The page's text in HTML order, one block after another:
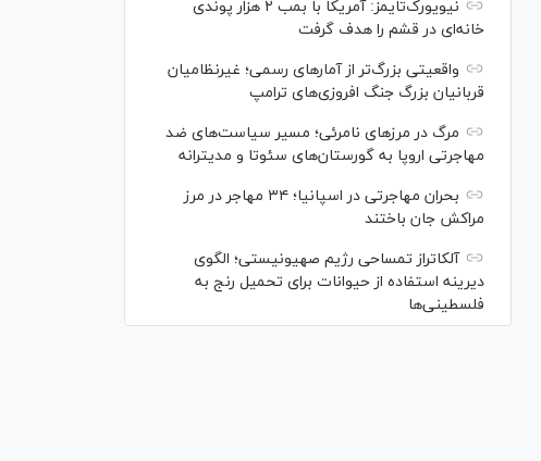
نیویورک‌تایمز: آمریکا با بمب ۲ هزار پوندی
خانه‌ای در قشم را هدف گرفت
واقعیتی بزرگ‌تر از آمار‌های رسمی؛ غیرنظامیان
قربانیان بزرگ جنگ افروزی‌های ترامپ
مرگ در مرز‌های نامرئی؛ مسیر سیاست‌های ضد
مهاجرتی اروپا به گورستان‌های سئوتا و مدیترانه
بحران مهاجرتی در اسپانیا؛ ۳۴ مهاجر در مرز
مراکش جان باختند
آلکاتراز تمساحی رژیم صهیونیستی؛ الگوی
دیرینه استفاده از حیوانات برای تحمیل رنج به
فلسطینی‌ها